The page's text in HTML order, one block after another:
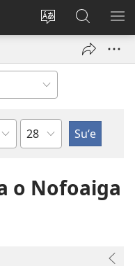
Sui
gagana
o
le
tafaʻilagi
Log
isi
Suʻe
le
Mataupu
o Nofoaiga